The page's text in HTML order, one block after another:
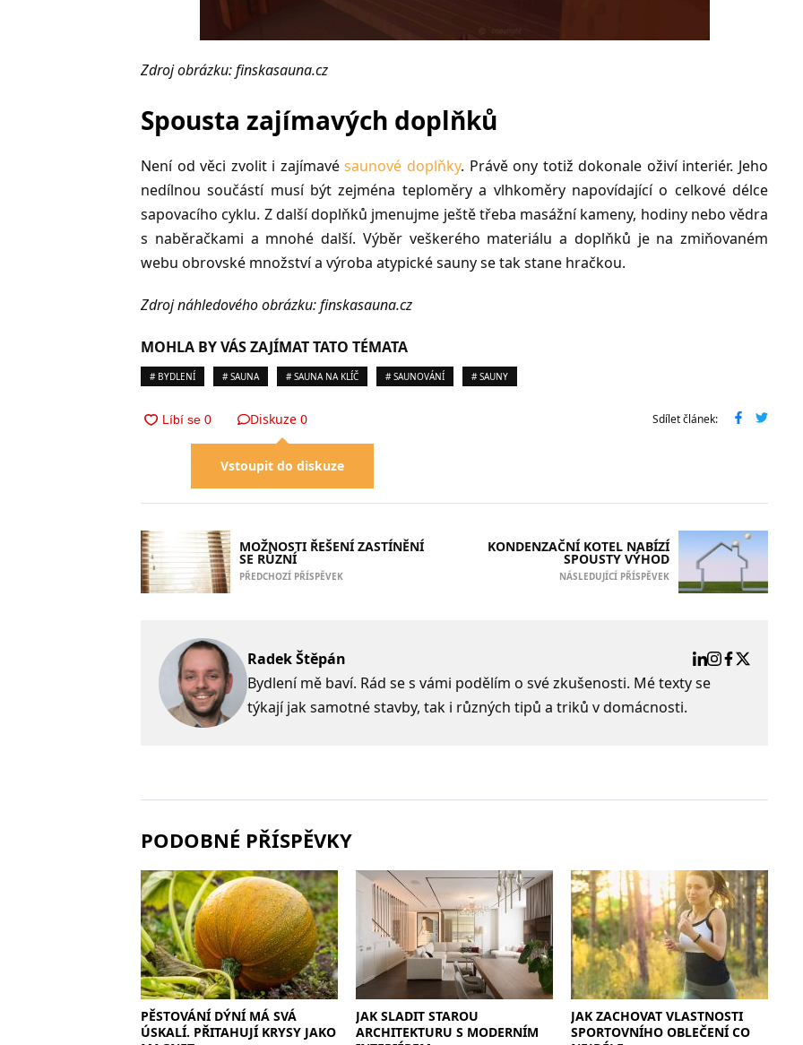
Zdroj obrázku:finskasauna.cz
Spousta zajímavých doplňků
Není od věci zvolit i zajímavésaunové doplňky. Právě ony totiž dokonale oživí interiér. Jeho
nedílnou součástí musí být zejména teploměry a vlhkoměry napovídající o celkové délce
sapovacího cyklu. Z další doplňků jmenujme ještě třeba masážní kameny, hodiny nebo vědra
s naběračkami a mnohé další. Výběr veškerého materiálu a doplňků je na zmiňovaném
webu obrovské množství a výroba atypické sauny se tak stane hračkou.
Zdroj náhledového obrázku:finskasauna.cz
MOHLA BY VÁS ZAJÍMAT TATO TÉMATA
# BYDLENÍ # SAUNA # SAUNA NA KLÍČ # SAUNOVÁNÍ # SAUNY
Diskuze 0
Vstoupit do diskuze
Sdílet článek:
MOŽNOSTI ŘEŠENÍ ZASTÍNĚNÍ
SE RŮZNÍ
PŘEDCHOZÍ PŘÍSPĚVEK
KONDENZAČNÍ KOTEL NABÍZÍ
SPOUSTY VÝHOD
NÁSLEDUJÍCÍ PŘÍSPĚVEK
Radek Štěpán
Bydlení mě baví. Rád se s vámi podělím o své zkušenosti. Mé texty se
týkají jak samotné stavby, tak i různých tipů a triků v domácnosti.
PODOBNÉ PŘÍSPĚVKY
PĚSTOVÁNÍ DÝNÍ MÁ SVÁ
ÚSKALÍ. PŘITAHUJÍ KRYSY JAKO
JAK SLADIT STAROU
ARCHITEKTURU S MODERNÍM
JAK ZACHOVAT VLASTNOSTI
SPORTOVNÍHO OBLEČENÍ CO